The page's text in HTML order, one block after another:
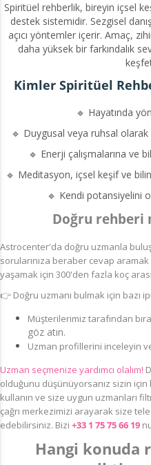
Spiritüel rehberlik, bireyin içsel
destek sistemidir. Sezgisel
açıcı yöntemler içerir. Amaç,
daha yüksek bir farkındalık
Kimler Spiritüel
🔹 Hayatında
🔹 Duygusal veya ruhsal
🔹 Enerji çalışmalarına ve
🔹 Meditasyon, içsel keşif ve
🔹 Kendi potansiyelini
Doğru rehberi
Astrocenter'da doğru uzmanla
sorularınıza beraber cevap
yaşamak için 300'den fazla koç
👉 Doğru uzmanı bulmak için bazı
Müşterilerimiz tarafından
göz atın.
Uzman profillerini inceleyin
Uzman seçmenize yardımcı olalım!
olduğunu düşünüyorsanız sizin için
kullanın ve size uygun uzmanları
çağrı merkezimizi arayarak size
edebilirsiniz. Bizi +33 1 75 75 66 19
Hangi konuda